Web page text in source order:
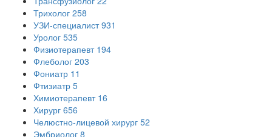
Трихолог 258
УЗИ-специалист 931
Уролог 535
Физиотерапевт 194
Флеболог 203
Фониатр 11
Фтизиатр 5
Химиотерапевт 16
Хирург 656
Челюстно-лицевой хирург 52
Эмбриолог 8